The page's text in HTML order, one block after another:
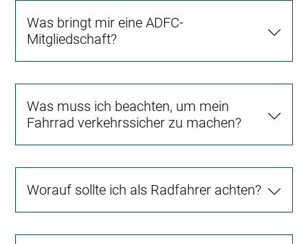
Was bringt mir eine ADFC-
Mitgliedschaft?
Was muss ich beachten, um mein
Fahrrad verkehrssicher zu machen?
Worauf sollte ich als Radfahrer achten?